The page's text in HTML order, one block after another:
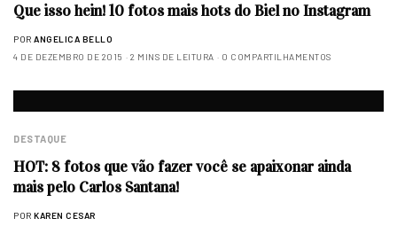
Que isso hein! 10 fotos mais hots do Biel no Instagram
POR ANGELICA BELLO
4 DE DEZEMBRO DE 2015
2 MINS DE LEITURA 0 COMPARTILHAMENTOS
DESTAQUE
HOT: 8 fotos que vão fazer você se apaixonar ainda
mais pelo Carlos Santana!
POR KAREN CESAR